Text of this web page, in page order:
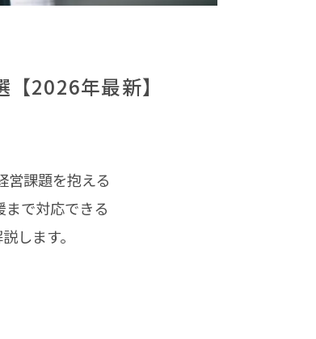
2026年最新】
営課題を抱える
まで対応できる
します。